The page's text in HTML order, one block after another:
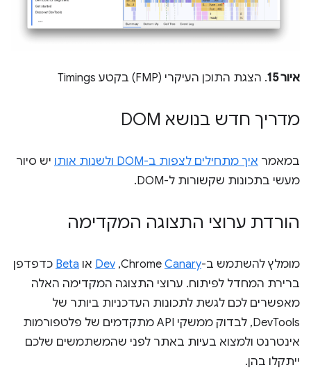
איור 15 . הצגת התוכן העיקרי (FMP) בקטע Timings
מדריך חדש בנושא DOM
במאמר איך מתחילים לצפות ב-DOM ולשנות אותו
יש סיור
מעשי בתכונות שקשורות ל-DOM.
הורדת ערוצי התצוגה המקדימה
מומלץ להשתמש ב-ChromeCanary
,‏
Dev או Beta כדפדפן
ברירת המחדל לפיתוח. ערוצי התצוגה המקדימה האלה
מאפשרים לכם לגשת לתכונות העדכניות ביותר של
DevTools, לבדוק ממשקי API מתקדמים של פלטפורמות
אינטרנט ולמצוא בעיות באתר לפני שהמשתמשים שלכם
ייתקלו בהן.